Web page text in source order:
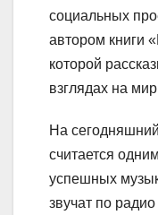
социальных
автором книги
которой
взглядах на
На
считается
успешных
звучат по